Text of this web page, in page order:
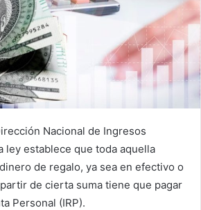
Nacional de Ingresos
ley establece que toda aquella
de regalo, ya sea en efectivo o
de cierta suma tiene que pagar
Personal (IRP).